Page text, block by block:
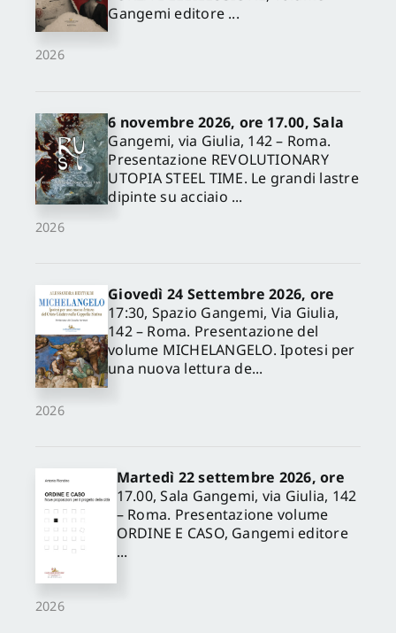
2026
Gangemi editore ...
2026
6 novembre 2026, ore 17.00, Sala
Gangemi, via Giulia, 142 – Roma.
Presentazione REVOLUTIONARY
UTOPIA STEEL TIME. Le grandi lastre
dipinte su acciaio ...
2026
Giovedì 24 Settembre 2026, ore
17:30, Spazio Gangemi, Via Giulia,
142 – Roma. Presentazione del
volume MICHELANGELO. Ipotesi per
una nuova lettura de...
2026
Martedì 22 settembre 2026, ore
17.00, Sala Gangemi, via Giulia, 142
– Roma. Presentazione volume
ORDINE E CASO, Gangemi editore
...